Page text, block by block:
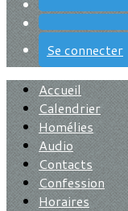
Se connecter
Accueil
Calendrier
Homélies
Audio
Contacts
Confession
Horaires